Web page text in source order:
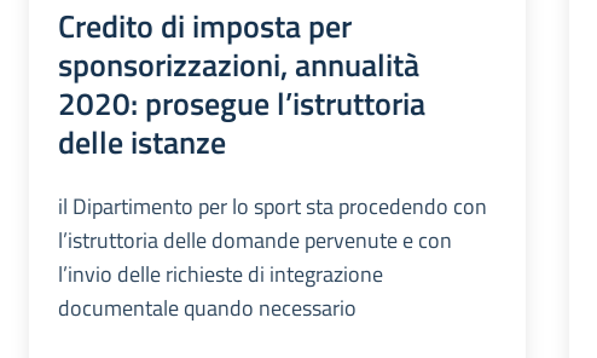
Credito di imposta per
sponsorizzazioni, annualità
2020: prosegue l’istruttoria
delle istanze
il Dipartimento per lo sport sta procedendo con
l’istruttoria delle domande pervenute e con
l’invio delle richieste di integrazione
documentale quando necessario